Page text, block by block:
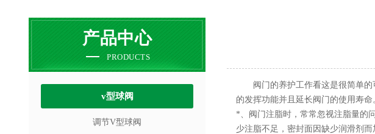
产品中心
PRODUCTS
v型球阀
调节V型球阀
阀门的养护工作看这是很简单
的发挥功能并且延长阀门的使用寿
*、阀门注脂时，常常忽视注脂量的
少注脂不足，密封面因缺少润滑剂